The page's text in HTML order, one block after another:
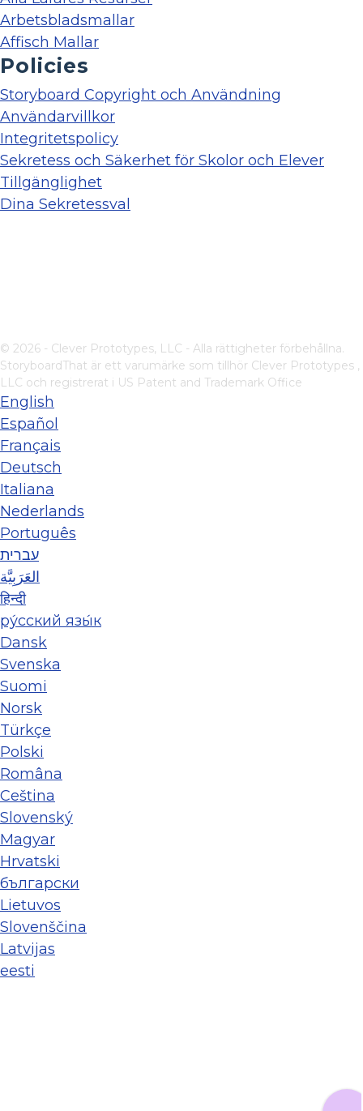
Arbetsbladsmallar
Affisch Mallar
Policies
Storyboard Copyright och Användning
Användarvillkor
Integritetspolicy
Sekretess och Säkerhet för Skolor och Elever
Tillgänglighet
Dina Sekretessval
© 2026 - Clever Prototypes, LLC - Alla rättigheter förbehållna.
StoryboardThat är ett varumärke som tillhör Clever Prototypes ,
LLC och registrerat i US Patent and Trademark Office
English
Español
Français
Deutsch
Italiana
Nederlands
Português
עברית
العَرَبِيَّة
हिन्दी
ру́сский язы́к
Dansk
Svenska
Suomi
Norsk
Türkçe
Polski
Româna
Ceština
Slovenský
Magyar
Hrvatski
български
Lietuvos
Slovenščina
Latvijas
eesti